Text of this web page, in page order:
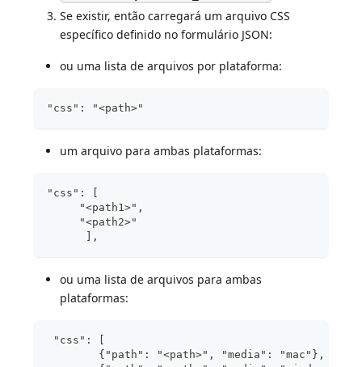
Se existir, então carregará um arquivo CSS
específico definido no formulário JSON:
ou uma lista de arquivos por plataforma:
"css": "<path>"
um arquivo para ambas plataformas:
"css": [
     "<path1>",
     "<path2>"
      ],
ou uma lista de arquivos para ambas
plataformas:
"css": [
        {"path": "<path>", "media": "mac"},